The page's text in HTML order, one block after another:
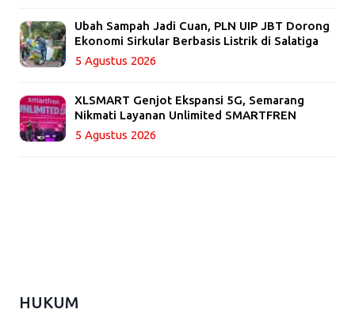
Ubah Sampah Jadi Cuan, PLN UIP JBT Dorong
Ekonomi Sirkular Berbasis Listrik di Salatiga
5 Agustus 2026
XLSMART Genjot Ekspansi 5G, Semarang
Nikmati Layanan Unlimited SMARTFREN
5 Agustus 2026
HUKUM